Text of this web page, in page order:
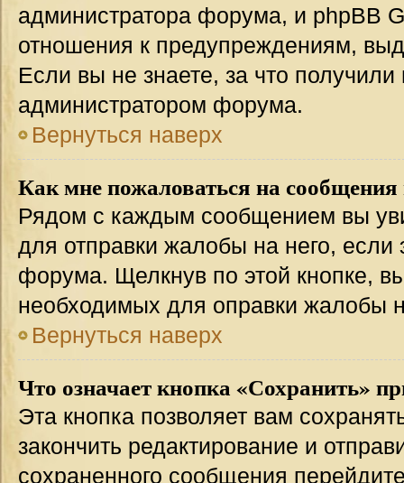
администратора форума, и phpBB
отношения к предупреждениям,
Если вы не знаете, за что
администратором форума.
Вернуться наверх
Как мне пожаловаться на сообщения
Рядом с каждым сообщением вы
для отправки жалобы на него,
форума. Щелкнув по этой кнопке,
необходимых для оправки жалобы
Вернуться наверх
Что означает кнопка «Сохранить»
Эта кнопка позволяет вам
закончить редактирование и
сохраненного сообщения